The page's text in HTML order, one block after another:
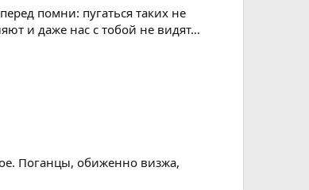
помни: пугаться таких не
и даже нас с тобой не видят…
Поганцы, обиженно визжа,